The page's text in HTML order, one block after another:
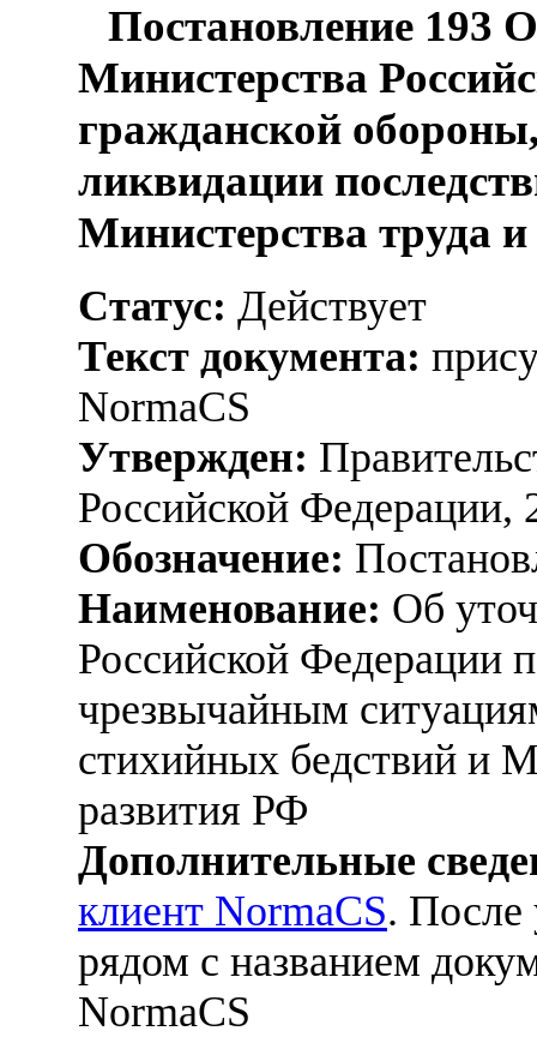
Постановление 193
Министерства
гражданской
ликвидации
Министерства труда
Статус: Действует
Текст документа:
NormaCS
Утвержден:
Российской Федерации,
Обозначение:
Наименование: Об
Российской Федерации
чрезвычайным
стихийных бедствий и
развития РФ
Дополнительные
клиент NormaCS. После
рядом с названием
NormaCS